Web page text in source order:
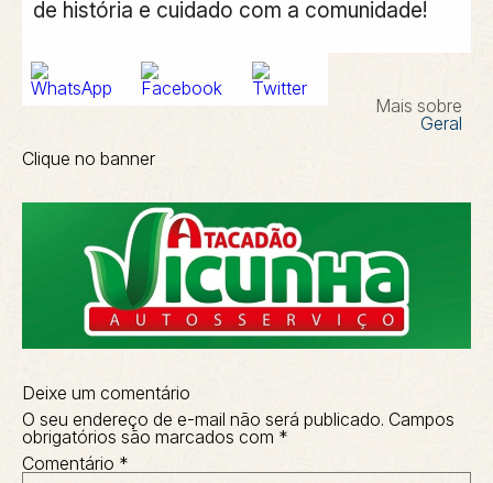
de história e cuidado com a comunidade!
Mais sobre
Geral
Clique no banner
Deixe um comentário
O seu endereço de e-mail não será publicado. Campos
obrigatórios são marcados com *
Comentário *